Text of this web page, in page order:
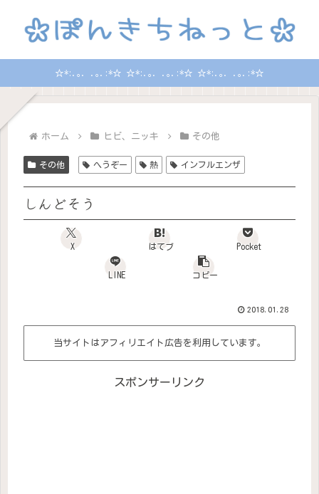
☆*:.｡. .｡.:*☆ ☆*:.｡. .｡.:*☆ ☆*:.｡. .｡.:*☆
ホーム ヒビ、ニッキ その他
その他 へうぞー 熱 インフルエンザ
しんどそう
X はてブ Pocket
LINE コピー
2018.01.28
当サイトはアフィリエイト広告を利用しています。
スポンサーリンク